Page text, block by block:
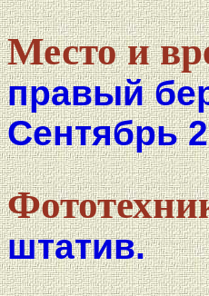
Место и
правый
Сентябрь
штатив.